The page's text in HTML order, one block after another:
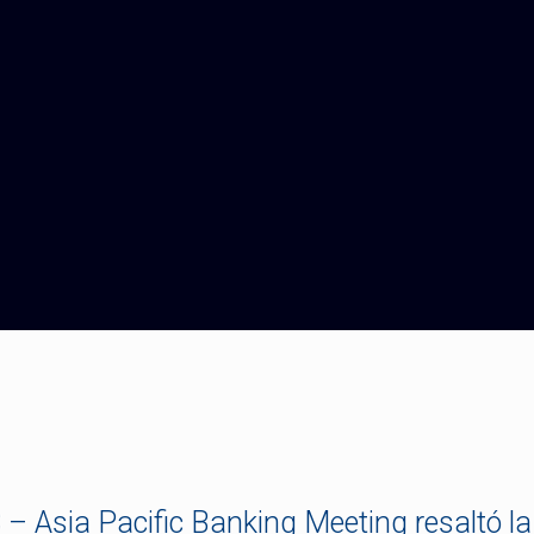
– Asia Pacific Banking Meeting resaltó